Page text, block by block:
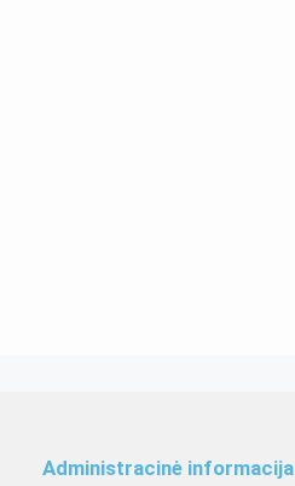
Administracinė informacija